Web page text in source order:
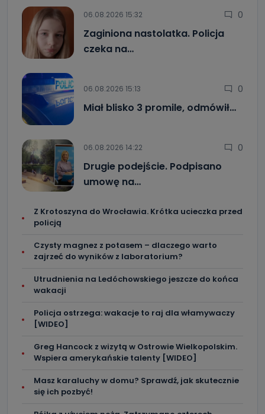
06.08.2026 15:32 0
Zaginiona nastolatka. Policja
czeka na…
06.08.2026 15:13 0
Miał blisko 3 promile, odmówił…
06.08.2026 14:22 0
Drugie podejście. Podpisano
umowę na…
Z Krotoszyna do Wrocławia. Krótka ucieczka przed
policją
Czysty magnez z potasem – dlaczego warto
zajrzeć do wyników z laboratorium?
Utrudnienia na Ledóchowskiego jeszcze do końca
wakacji
Policja ostrzega: wakacje to raj dla włamywaczy
[WIDEO]
Greg Hancock z wizytą w Ostrowie Wielkopolskim.
Wspiera amerykańskie talenty [WIDEO]
Masz karaluchy w domu? Sprawdź, jak skutecznie
się ich pozbyć!